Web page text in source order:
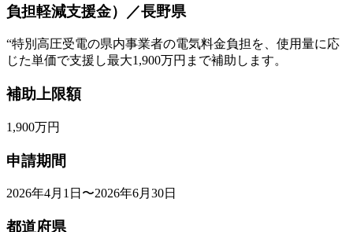
負担軽減支援金）／長野県
“特別高圧受電の県内事業者の電気料金負担を、使用量に応
じた単価で支援し最大1,900万円まで補助します。
補助上限額
1,900万円
申請期間
2026年4月1日〜2026年6月30日
都道府県